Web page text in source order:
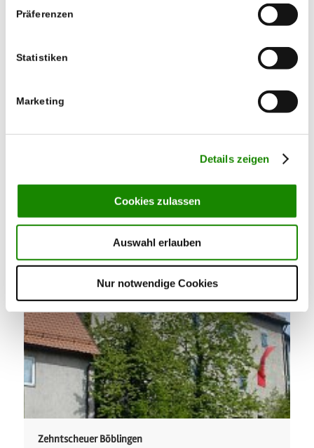
Präferenzen
Statistiken
Marketing
Details zeigen
Cookies zulassen
Auswahl erlauben
Nur notwendige Cookies
Die Ehninger Zehntscheuer
Zehntscheune Dagersheim
Zehntscheuer Böblingen